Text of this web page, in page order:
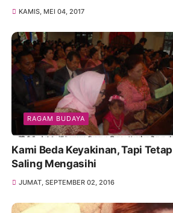
KAMIS, MEI 04, 2017
RAGAM BUDAYA
Kami Beda Keyakinan, Tapi
Saling Mengasihi
JUMAT, SEPTEMBER 02, 2016